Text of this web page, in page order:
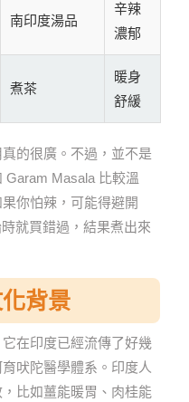
南印度湯品
辛辣
濃郁
煮茶
暖身
舒緩
的很廣。不過，並不是
Garam Masala 比較溫
你怕辣，可能得避開
就買錯過，結果煮出來
背景
在印度已經流傳了好幾
吠陀醫學體系。印度人
比如薑能暖胃、肉桂能